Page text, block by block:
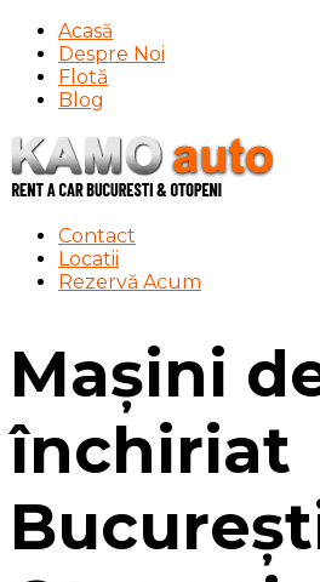
Acasă
Despre Noi
Flotă
Blog
Contact
Locatii
Rezervă Acum
Mașini
închiriat